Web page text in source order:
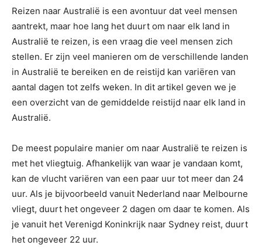
Reizen naar Australië is een avontuur dat veel mensen
aantrekt, maar hoe lang het duurt om naar elk land in
Australië te reizen, is een vraag die veel mensen zich
stellen. Er zijn veel manieren om de verschillende landen
in Australië te bereiken en de reistijd kan variëren van
aantal dagen tot zelfs weken. In dit artikel geven we je
een overzicht van de gemiddelde reistijd naar elk land in
Australië.
De meest populaire manier om naar Australië te reizen is
met het vliegtuig. Afhankelijk van waar je vandaan komt,
kan de vlucht variëren van een paar uur tot meer dan 24
uur. Als je bijvoorbeeld vanuit Nederland naar Melbourne
vliegt, duurt het ongeveer 2 dagen om daar te komen. Als
je vanuit het Verenigd Koninkrijk naar Sydney reist, duurt
het ongeveer 22 uur.